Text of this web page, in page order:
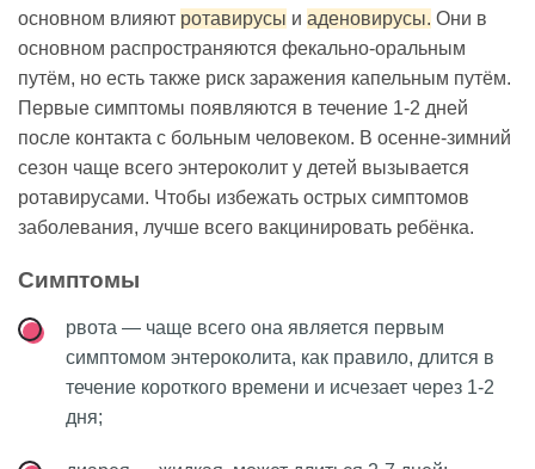
основном влияют ротавирусы и аденовирусы. Они в
основном распространяются фекально-оральным
путём, но есть также риск заражения капельным путём.
Первые симптомы появляются в течение 1-2 дней
после контакта с больным человеком. В осенне-зимний
сезон чаще всего энтероколит у детей вызывается
ротавирусами. Чтобы избежать острых симптомов
заболевания, лучше всего вакцинировать ребёнка.
Симптомы
рвота — чаще всего она является первым
симптомом энтероколита, как правило, длится в
течение короткого времени и исчезает через 1-2
дня;